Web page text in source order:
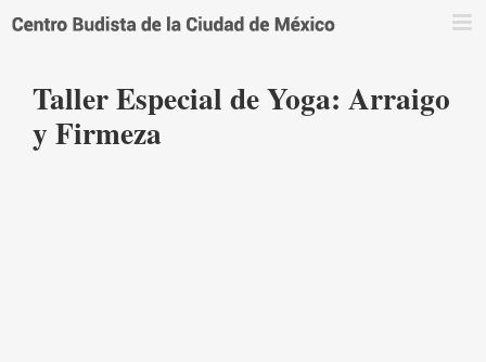
Taller Especial de Yoga: Arraigo
y Firmeza